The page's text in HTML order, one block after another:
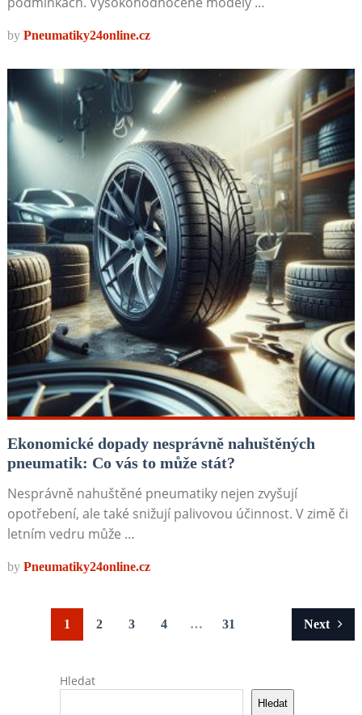
by Pneumatiky24online.cz
Ekonomické dopady nesprávně nahuštěných
pneumatik: Co vás to může stát?
Nesprávně nahuštěné pneumatiky nejen zvyšují
opotřebení, ale také snižují palivovou účinnost. V zimě či
letním vedru může …
by Pneumatiky24online.cz
Stránkování
1 2 3 4 … 31 Next
Hledat
Hledat